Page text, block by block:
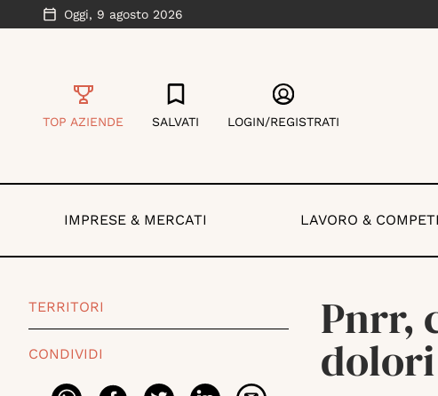
Oggi, 9 agosto 2026
TOP AZIENDE SALVATI LOGIN/REGISTRATI
IMPRESE & MERCATI LAVORO &
TERRITORI
CONDIVIDI
Pnrr,
dolori